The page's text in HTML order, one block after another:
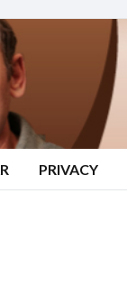
PRIVACY